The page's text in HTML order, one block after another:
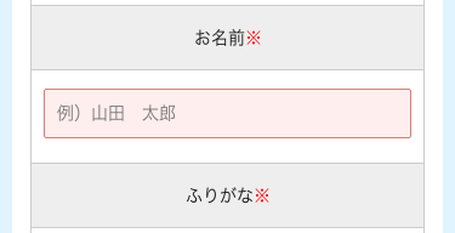
お名前※
ふりがな ※